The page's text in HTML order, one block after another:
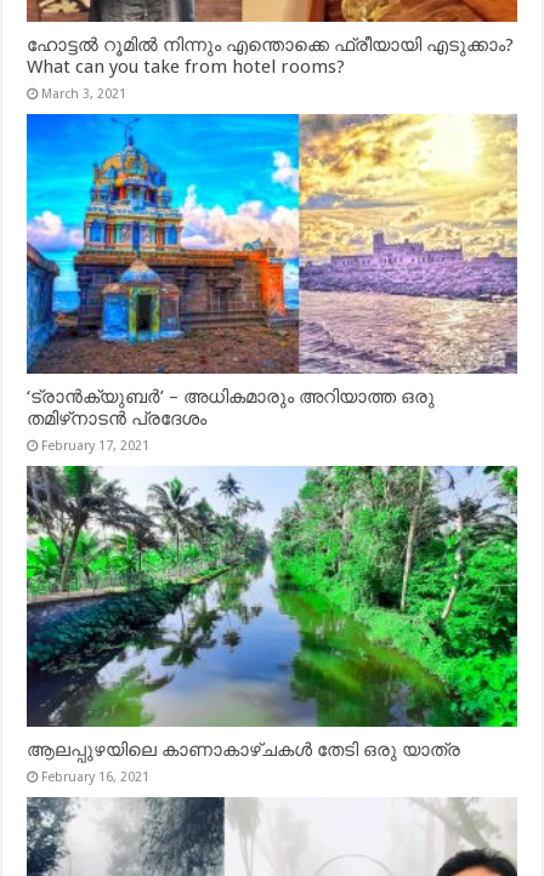
ഹോട്ടൽ റൂമിൽ നിന്നും എന്തൊക്കെ ഫ്രീയായി എടുക്കാം?
What can you take from hotel rooms?
March 3, 2021
‘ട്രാൻക്യുബർ’ – അധികമാരും അറിയാത്ത ഒരു
തമിഴ്‌നാടൻ പ്രദേശം
February 17, 2021
ആലപ്പുഴയിലെ കാണാകാഴ്ചകൾ തേടി ഒരു യാത്ര
February 16, 2021